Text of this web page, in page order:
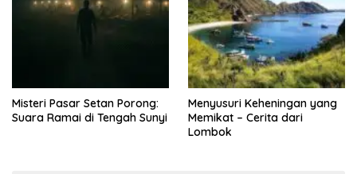
Misteri Pasar Setan Porong:
Suara Ramai di Tengah Sunyi
Menyusuri Keheningan yang
Memikat – Cerita dari
Lombok